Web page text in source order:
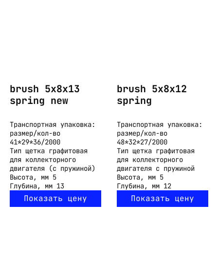
brush 5x8x13
spring new
Транспортная упаковка:
размер/кол-во
41*29*36/2000
Тип щетка графитовая
для коллекторного
двигателя (с пружиной)
Высота, мм 5
Глубина, мм 13
Показать цену
brush 5x8x12
spring
Транспортная упаковка:
размер/кол-во
48*32*27/2000
Тип щетка графитовая
для коллекторного
двигателя с пружиной
Высота, мм 5
Глубина, мм 12
Показать цену